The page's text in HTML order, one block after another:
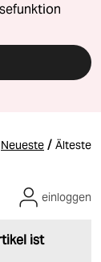
Neueste / Älteste
ist
einloggen